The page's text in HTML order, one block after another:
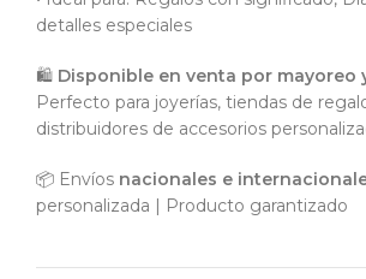
detalles especiales
🛍️ Disponible en venta por mayoreo
Perfecto para joyerías, tiendas de
distribuidores de accesorios
📦 Envíos nacionales e
personalizada | Producto garantizado